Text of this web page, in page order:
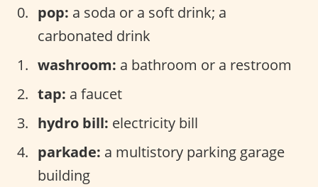
pop: a soda or a soft drink; a
carbonated drink
washroom: a bathroom or a restroom
tap: a faucet
hydro bill: electricity bill
parkade: a multistory parking garage
building